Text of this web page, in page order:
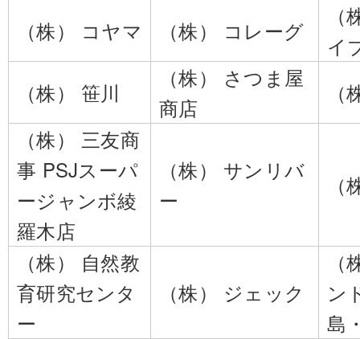
（株） コヤマ
（株） コレーグ
イ
（株） 笹川
（株） さつま屋
商店
（株） 三友商
事 PSJスーパ
ージャンボ綾
羅木店
（株） サンリバ
ー
（株） 自然教
育研究センタ
ー
（株） ジェック
ン
島